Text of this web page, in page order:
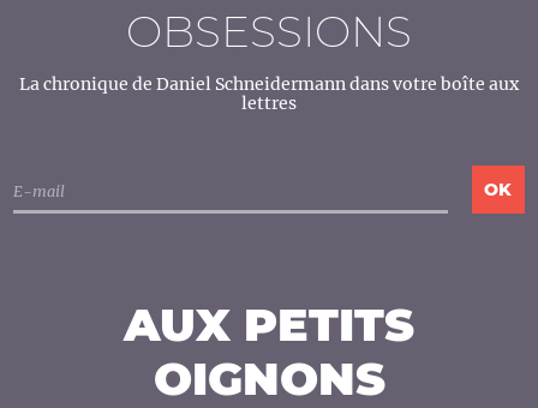
OBSESSIONS
La chronique de Daniel Schneidermann dans votre boîte aux
lettres
AUX PETITS
OIGNONS